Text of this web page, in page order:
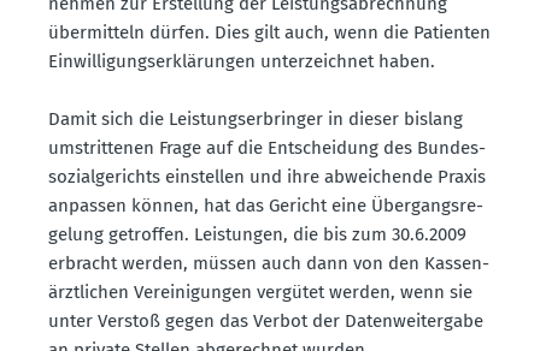
übermitteln dürfen. Dies gilt auch, wenn die Patienten
Einwil­li­gungs­er­klä­rungen unter­zeichnet haben.
Damit sich die Leistungs­er­bringer in dieser bislang
umstrit­tenen Frage auf die Entscheidung des Bundes­
so­zi­al­ge­richts einstellen und ihre abwei­chende Praxis
anpassen können, hat das Gericht eine Übergangs­re­
gelung getroffen. Leistungen, die bis zum 30.6.2009
erbracht werden, müssen auch dann von den Kassen­
ärzt­lichen Verei­ni­gungen vergütet werden, wenn sie
unter Verstoß gegen das Verbot der Daten­wei­tergabe